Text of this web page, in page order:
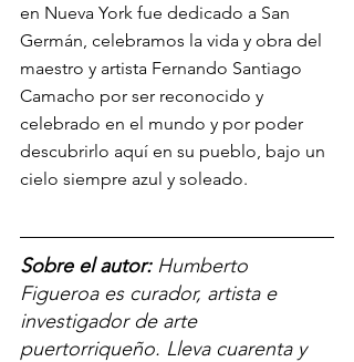
en Nueva York fue dedicado a San
Germán, celebramos la vida y obra del
maestro y artista Fernando Santiago
Camacho por ser reconocido y
celebrado en el mundo y por poder
descubrirlo aquí en su pueblo, bajo un
cielo siempre azul y soleado.
Sobre el autor: Humberto
Figueroa es curador, artista e
investigador de arte
puertorriqueño. Lleva cuarenta y